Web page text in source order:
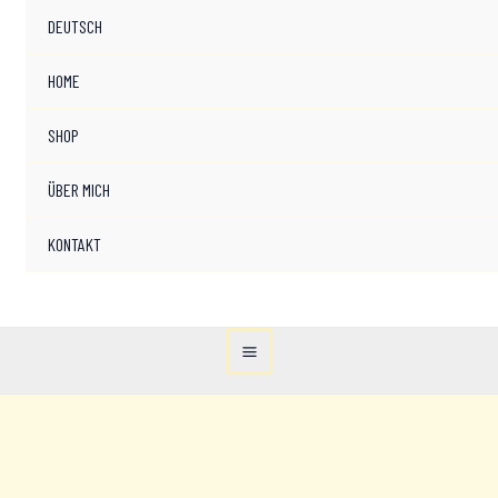
DEUTSCH
HOME
SHOP
ÜBER MICH
KONTAKT